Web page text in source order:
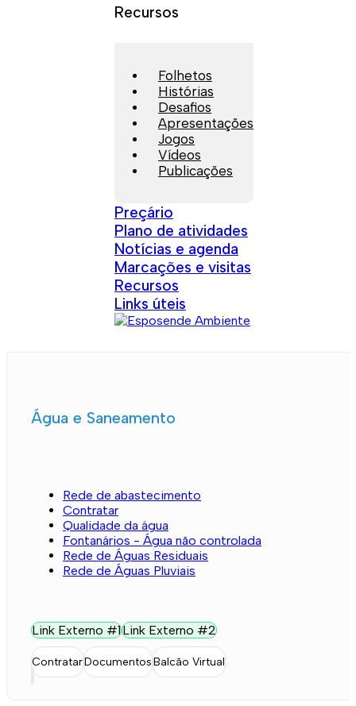
Recursos
Folhetos
Histórias
Desafios
Apresentações
Jogos
Vídeos
Publicações
Preçário
Plano de atividades
Notícias e agenda
Marcações e visitas
Recursos
Links úteis
Água e Saneamento
Rede de abastecimento
Contratar
Qualidade da água
Fontanários - Água não controlada
Rede de Águas Residuais
Rede de Águas Pluviais
Link Externo #1Link Externo #2
ContratarDocumentosBalcão Virtual